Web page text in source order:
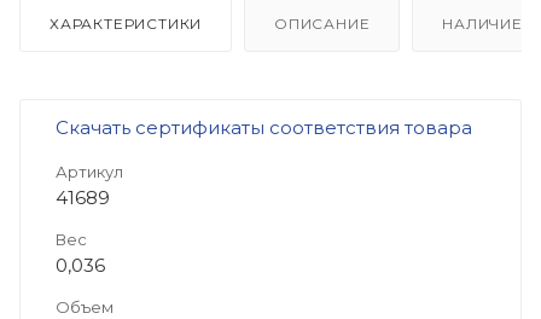
ХАРАКТЕРИСТИКИ ОПИСАНИЕ НАЛИЧИЕ
Скачать сертификаты соответствия товара
Артикул
41689
Вес
0,036
Объем